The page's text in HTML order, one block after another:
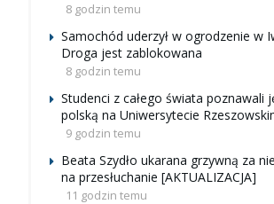
8 godzin temu
Samochód uderzył w ogrodzenie w
Droga jest zablokowana
8 godzin temu
Studenci z całego świata poznawali
polską na Uniwersytecie
9 godzin temu
Beata Szydło ukarana grzywną za
na przesłuchanie [AKTUALIZACJA]
11 godzin temu